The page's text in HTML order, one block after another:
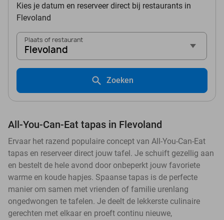
Kies je datum en reserveer direct bij restaurants in
Flevoland
Plaats of restaurant
Flevoland
Zoeken
All-You-Can-Eat tapas in Flevoland
Ervaar het razend populaire concept van All-You-Can-Eat
tapas en reserveer direct jouw tafel. Je schuift gezellig aan
en bestelt de hele avond door onbeperkt jouw favoriete
warme en koude hapjes. Spaanse tapas is de perfecte
manier om samen met vrienden of familie urenlang
ongedwongen te tafelen. Je deelt de lekkerste culinaire
gerechten met elkaar en proeft continu nieuwe,